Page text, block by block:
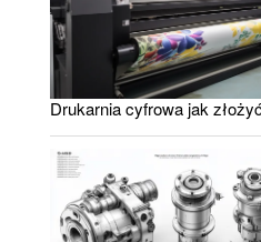
Drukarnia cyfrowa jak